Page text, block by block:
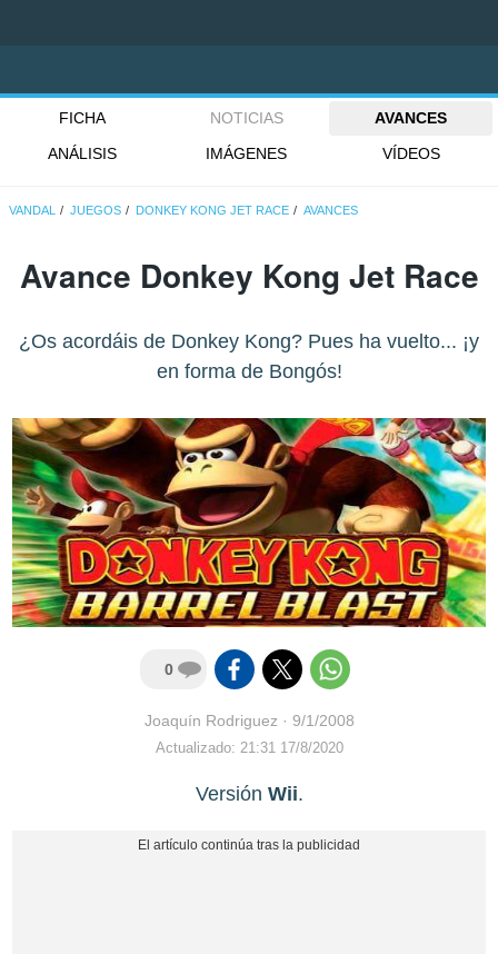
FICHA NOTICIAS
AVANCES
ANÁLISIS
IMÁGENES VÍDEOS
VANDAL JUEGOS DONKEY KONG JET RACE AVANCES
Avance Donkey Kong Jet Race
¿Os acordáis de Donkey Kong? Pues ha vuelto... ¡y
en forma de Bongós!
0
Joaquín Rodriguez · 9/1/2008
Actualizado: 21:31 17/8/2020
Versión Wii.